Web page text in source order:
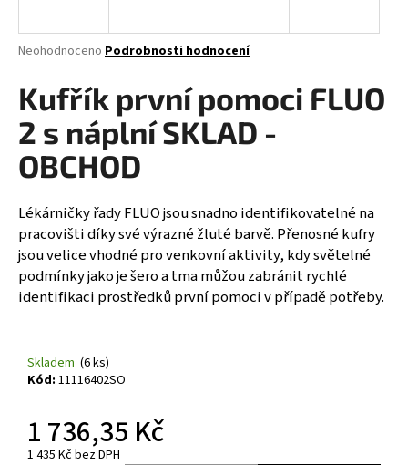
Průměrné
produktu
je
0,0
z
5
hvězdiček.
Neohodnoceno Podrobnosti hodnocení
Kufřík první pomoci FLUO
2 s náplní SKLAD -
OBCHOD
Lékárničky řady FLUO jsou snadno identifikovatelné na
pracovišti díky své výrazné žluté barvě. Přenosné kufry
jsou velice vhodné pro venkovní aktivity, kdy světelné
podmínky jako je šero a tma můžou zabránit rychlé
identifikaci prostředků první pomoci v případě potřeby.
Skladem (6 ks)
Kód: 11116402SO
1 736,35 Kč
1 435 Kč bez DPH
j
t
?
HLEDAT
D
p
u
č